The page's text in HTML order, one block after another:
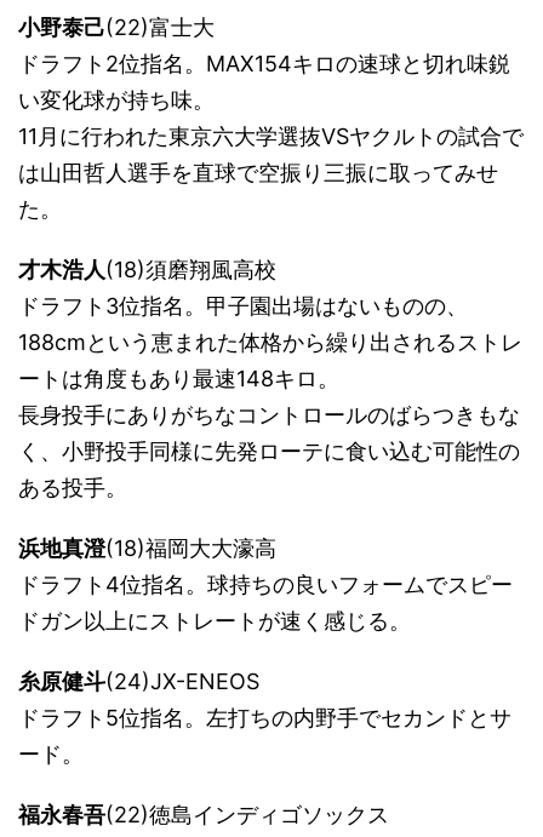
小野泰己(22)富士大
ドラフト2位指名。MAX154キロの速球と切れ味鋭
い変化球が持ち味。
11月に行われた東京六大学選抜VSヤクルトの試合で
は山田哲人選手を直球で空振り三振に取ってみせ
た。
才木浩人(18)須磨翔風高校
ドラフト3位指名。甲子園出場はないものの、
188cmという恵まれた体格から繰り出されるストレ
ートは角度もあり最速148キロ。
長身投手にありがちなコントロールのばらつきもな
く、小野投手同様に先発ローテに食い込む可能性の
ある投手。
浜地真澄(18)福岡大大濠高
ドラフト4位指名。球持ちの良いフォームでスピー
ドガン以上にストレートが速く感じる。
糸原健斗(24)JX-ENEOS
ドラフト5位指名。左打ちの内野手でセカンドとサ
ード。
福永春吾(22)徳島インディゴソックス